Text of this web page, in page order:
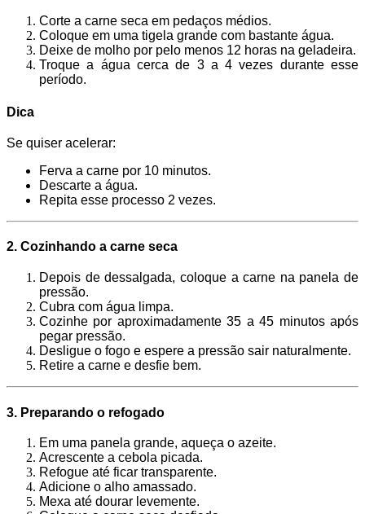
Corte a carne seca em pedaços médios.
Coloque em uma tigela grande com bastante água.
Deixe de molho por pelo menos 12 horas na geladeira.
Troque a água cerca de 3 a 4 vezes durante esse
período.
Dica
Se quiser acelerar:
Ferva a carne por 10 minutos.
Descarte a água.
Repita esse processo 2 vezes.
2. Cozinhando a carne seca
Depois de dessalgada, coloque a carne na panela de
pressão.
Cubra com água limpa.
Cozinhe por aproximadamente 35 a 45 minutos após
pegar pressão.
Desligue o fogo e espere a pressão sair naturalmente.
Retire a carne e desfie bem.
3. Preparando o refogado
Em uma panela grande, aqueça o azeite.
Acrescente a cebola picada.
Refogue até ficar transparente.
Adicione o alho amassado.
Mexa até dourar levemente.